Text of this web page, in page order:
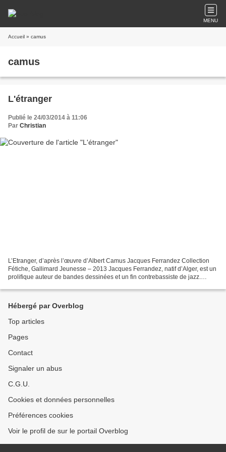
MENU
Accueil » camus
camus
L'étranger
Publié le 24/03/2014 à 11:06
Par Christian
L’Etranger, d’après l’œuvre d’Albert Camus Jacques Ferrandez Collection
Fétiche, Gallimard Jeunesse – 2013 Jacques Ferrandez, natif d’Alger, est un
prolifique auteur de bandes dessinées et un fin contrebassiste de jazz.
Hébergé par Overblog
Top articles
Pages
Contact
Signaler un abus
C.G.U.
Cookies et données personnelles
Préférences cookies
Voir le profil de sur le portail Overblog